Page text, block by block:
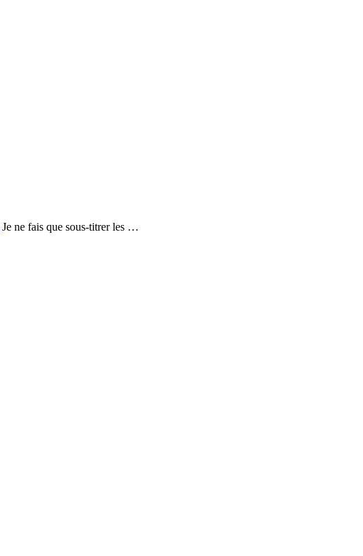
Je ne fais que sous-titrer les …